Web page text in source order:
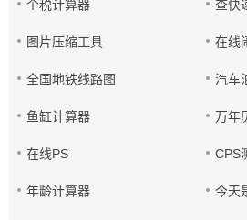
个税计算器 查快
图片压缩工具 在线
全国地铁线路图 汽车
鱼缸计算器 万年
在线PS CPS
年龄计算器 今天